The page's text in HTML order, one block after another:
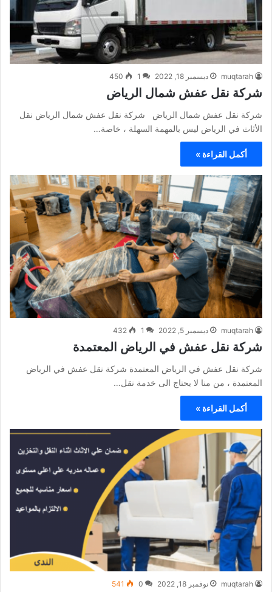
muqtarah ديسمبر 18, 2022 1
450
شركة نقل عفش شمال الرياض
شركة نقل عفش شمال الرياض شركة نقل عفش شمال الرياض نقل
الأثاث في الرياض ليس بالمهمة السهلة ، خاصة…
أكمل القراءة »
muqtarah ديسمبر 5, 2022 1
432
شركة نقل عفش في الرياض المعتمدة
شركة نقل عفش في الرياض المعتمدة شركة نقل عفش في الرياض
المعتمدة ، من منا لا يحتاج الى خدمة نقل…
أكمل القراءة »
muqtarah نوفمبر 18, 2022 0
541